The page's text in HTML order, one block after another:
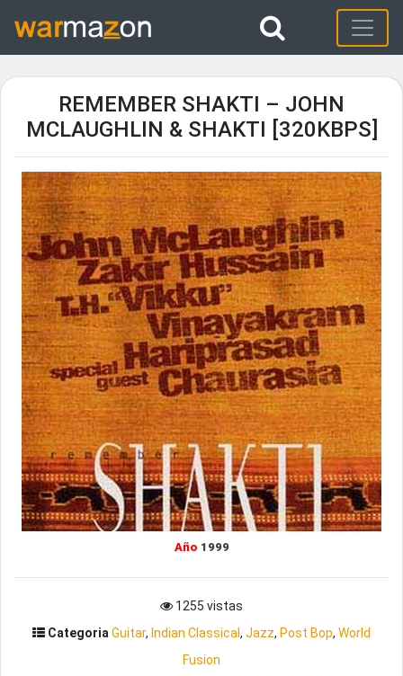
REMEMBER SHAKTI – JOHN
MCLAUGHLIN & SHAKTI [320KBPS]
Año 1999
1255 vistas
Categoria Guitar, Indian Classical , Jazz, Post Bop, World
Fusion